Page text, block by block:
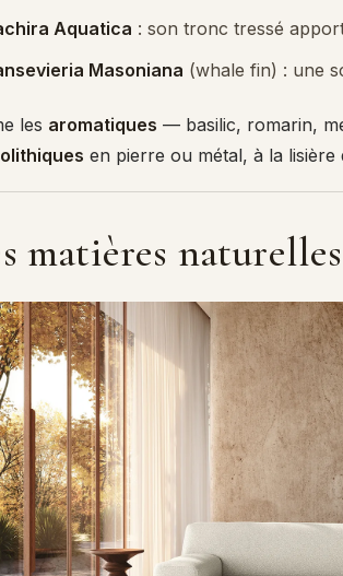
Aquatica : son tronc tressé
Masoniana (whale fin) : une
les aromatiques — basilic, romarin,
en pierre ou métal, à la lisière
matières